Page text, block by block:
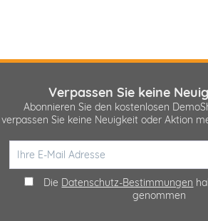
Verpassen Sie keine
Abonnieren Sie den kostenlosen
verpassen Sie keine Neuigkeit oder Aktion
Die Datenschutz-Bestimmungen
genommen